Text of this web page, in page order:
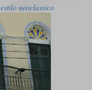
estilo neoclassico